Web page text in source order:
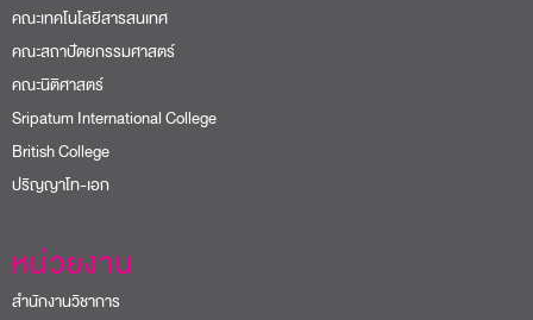
คณะเทคโนโลยีสารสนเทศ
คณะสถาปัตยกรรมศาสตร์
คณะนิติศาสตร์
Sripatum International College
British College
ปริญญาโท-เอก
หน่วยงาน
สำนักงานวิชาการ